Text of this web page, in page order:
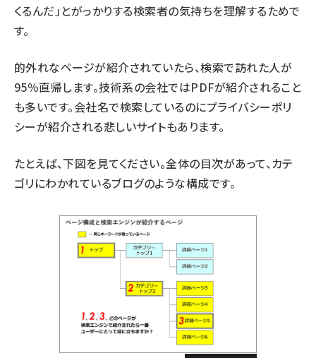
くるんだ」とがっかりする検索者の気持ちを理解するためで
す。
的外れなページが紹介されていたら、検索で訪れた人が
95％直帰します。技術系の会社ではPDFが紹介されること
も多いです。会社名で検索しているのにプライバシーポリ
シーが紹介される悲しいサイトもあります。
たとえば、下図を見てください。全体の目次があって、カテ
ゴリにわかれているブログのような構成です。